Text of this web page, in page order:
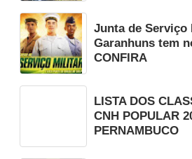
Junta de Serviço
Garanhuns tem
CONFIRA
LISTA DOS
CNH POPULAR
PERNAMBUCO